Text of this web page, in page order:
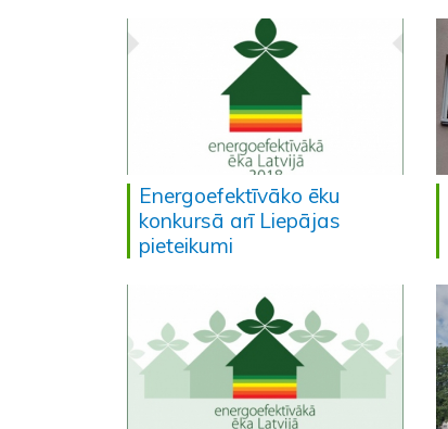
Energoefektīvāko ēku
konkursā arī Liepājas
pieteikumi